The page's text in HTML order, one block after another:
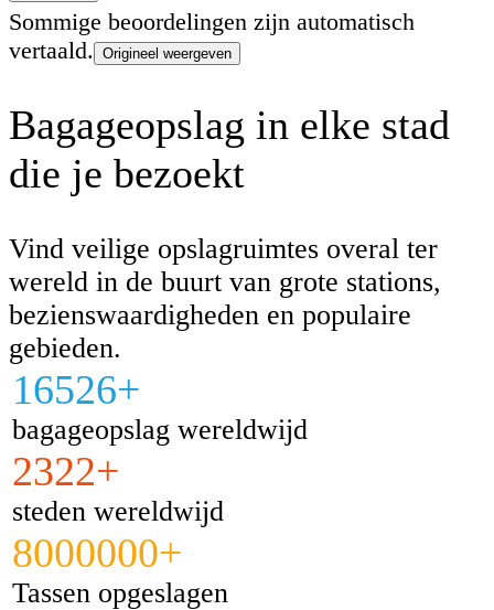
Sommige beoordelingen zijn automatisch
vertaald.
Origineel weergeven
Bagageopslag in elke stad
die je bezoekt
Vind veilige opslagruimtes overal ter
wereld in de buurt van grote stations,
bezienswaardigheden en populaire
gebieden.
16526+
bagageopslag wereldwijd
2322+
steden wereldwijd
8000000+
Tassen opgeslagen